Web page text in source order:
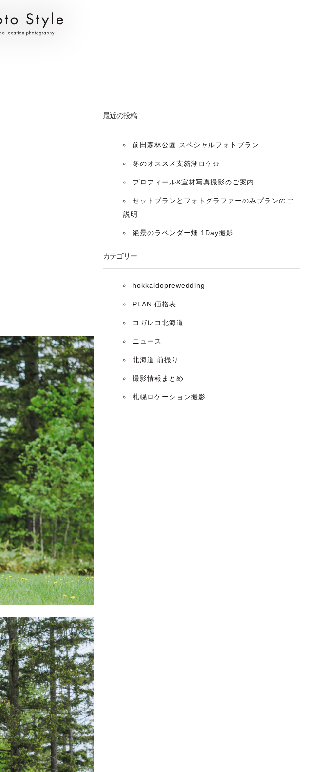
最近の投稿
前田森林公園 スペシャルフォトプラン
冬のオススメ支笏湖ロケ⛄️
プロフィール&宣材写真撮影のご案内
セットプランとフォトグラファーのみプランのご
説明
絶景のラベンダー畑 1Day撮影
カテゴリー
hokkaidoprewedding
PLAN 価格表
コガレコ北海道
ニュース
北海道 前撮り
撮影情報まとめ
札幌ロケーション撮影